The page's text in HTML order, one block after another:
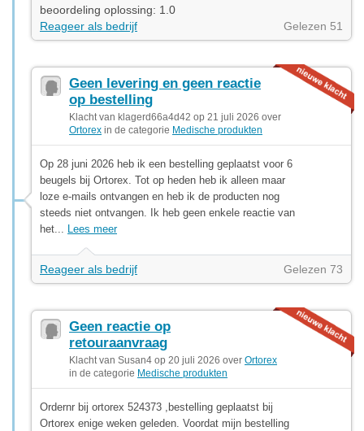
beoordeling oplossing: 1.0
Reageer als bedrijf
Gelezen 51
Geen levering en geen reactie
op bestelling
Klacht van klagerd66a4d42 op 21 juli 2026 over
Ortorex in de categorie Medische produkten
Op 28 juni 2026 heb ik een bestelling geplaatst voor 6
beugels bij Ortorex. Tot op heden heb ik alleen maar
loze e-mails ontvangen en heb ik de producten nog
steeds niet ontvangen. Ik heb geen enkele reactie van
het... Lees meer
Reageer als bedrijf Gelezen 73
Geen reactie op
retouraanvraag
Klacht van Susan4 op 20 juli 2026 over Ortorex
in de categorie Medische produkten
Ordernr bij ortorex 524373 ,bestelling geplaatst bij
Ortorex enige weken geleden. Voordat mijn bestelling